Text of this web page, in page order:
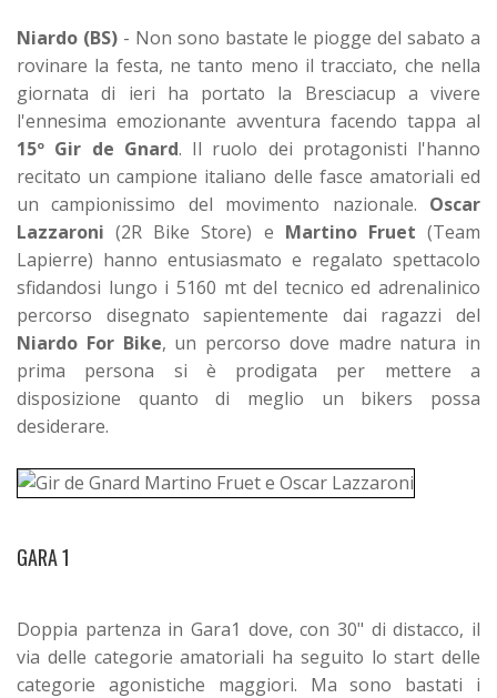
Niardo (BS) - Non sono bastate le piogge del sabato a
rovinare la festa, ne tanto meno il tracciato, che nella
giornata di ieri ha portato la Bresciacup a vivere
l'ennesima emozionante avventura facendo tappa al
15º Gir de Gnard. Il ruolo dei protagonisti l'hanno
recitato un campione italiano delle fasce amatoriali ed
un campionissimo del movimento nazionale. Oscar
Lazzaroni (2R Bike Store) e Martino Fruet (Team
Lapierre) hanno entusiasmato e regalato spettacolo
sfidandosi lungo i 5160 mt del tecnico ed adrenalinico
percorso disegnato sapientemente dai ragazzi del
Niardo For Bike, un percorso dove madre natura in
prima persona si è prodigata per mettere a
disposizione quanto di meglio un bikers possa
desiderare.
GARA 1
Doppia partenza in Gara1 dove, con 30" di distacco, il
via delle categorie amatoriali ha seguito lo start delle
categorie agonistiche maggiori. Ma sono bastati i